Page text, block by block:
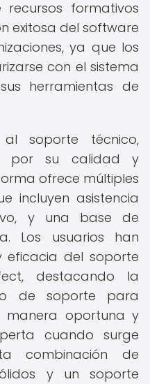
formativos
exitosa del software
ya que los
con el sistema
herramientas de
soporte técnico,
por su calidad y
ofrece múltiples
incluyen asistencia
y una base de
Los usuarios han
del soporte
destacando la
de soporte para
manera oportuna y
cuando surge
combinación de
y un soporte